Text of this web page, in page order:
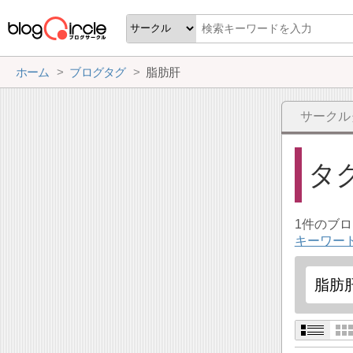
ホーム ブログタグ 脂肪肝
サーク
タ
1件のブ
キーワー